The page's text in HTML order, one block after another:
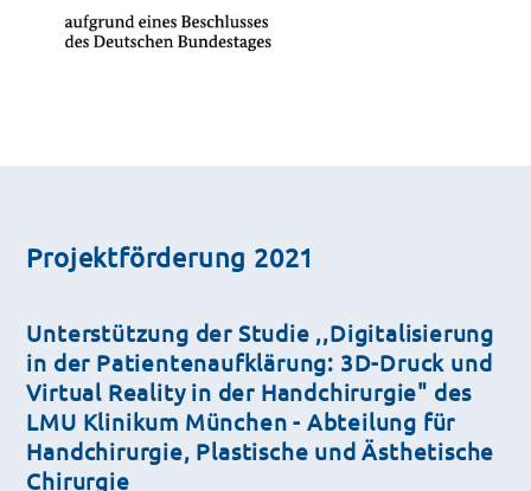
Projektförderung 2021
Unterstützung der Studie ,,Digitalisierung
in der Patientenaufklärung: 3D-Druck und
Virtual Reality in der Handchirurgie" des
LMU Klinikum München - Abteilung für
Handchirurgie, Plastische und Ästhetische
Chirurgie